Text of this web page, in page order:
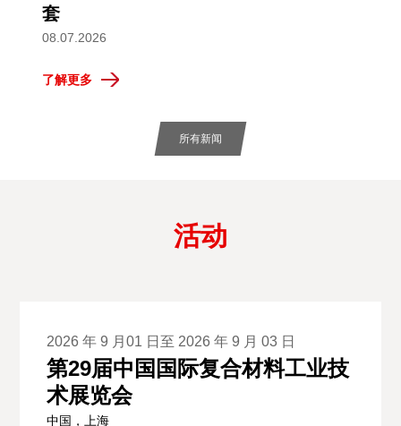
套
08.07.2026
了解更多
所有新闻
活动
2026 年 9 月01 日至 2026 年 9 月 03 日
第29届中国国际复合材料工业技
术展览会
中国，上海